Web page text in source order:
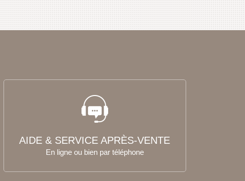
AIDE & SERVICE APRÈS-VENTE
En ligne ou bien par téléphone